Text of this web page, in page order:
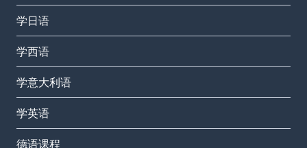
学日语
学西语
学意大利语
学英语
德语课程